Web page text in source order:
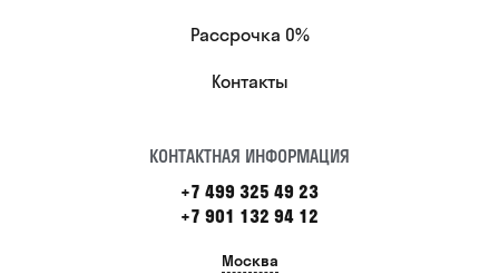
Рассрочка 0%
Контакты
КОНТАКТНАЯ ИНФОРМАЦИЯ
+7 499 325 49 23
+7 901 132 94 12
Москва